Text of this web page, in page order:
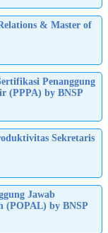
& Master of
Penanggung
(PPPA) by BNSP
Sekretaris
Jawab
(POPAL) by BNSP